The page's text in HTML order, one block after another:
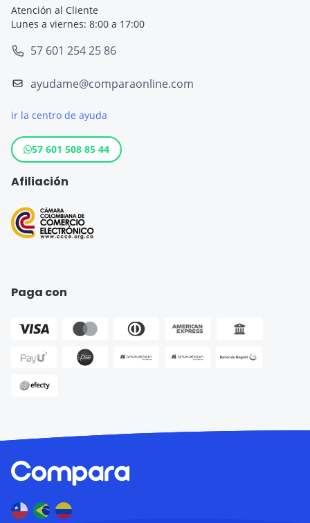
Seguro de Viaje Cruceros
SOAT
Tarjeta de Crédito
Crédito de Vehículo
Crédito Hipotecario
Crédito de Consumo
Cuenta de ahorro
Seguro para Motos
Atención al Cliente
Lunes a viernes: 8:00 a 17:00
57 601 254 25 86
ayudame@comparaonline.com
ir la centro de ayuda
57 601 508 85 44
Afiliación
Paga con